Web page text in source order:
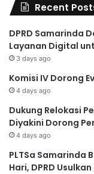
Recent
DPRD Samarinda
Layanan Digital
3 days ago
Komisi IV Dorong
4 days ago
Dukung Relokasi
Diyakini Dorong
4 days ago
PLTSa Samarinda
Hari, DPRD